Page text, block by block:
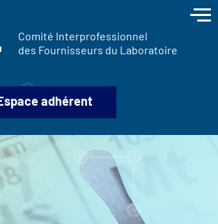
Comité Interprofessionnel
des Fournisseurs du Laboratoire
adhérent